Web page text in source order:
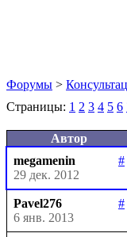
Форумы >
Страницы: 1 2 3 4 5 6
Автор
megamenin
#
29 дек. 2012
Pavel276
#
6 янв. 2013